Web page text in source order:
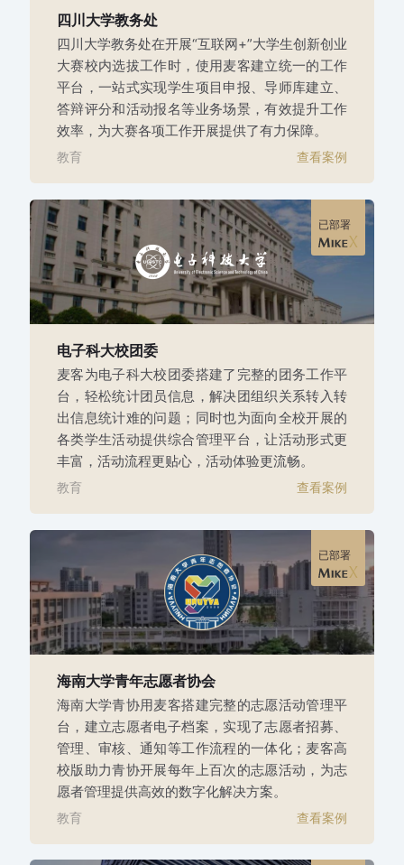
四川大学教务处
四川大学教务处在开展“互联网+”大学生创新创业
大赛校内选拔工作时，使用麦客建立统一的工作
平台，一站式实现学生项目申报、导师库建立、
答辩评分和活动报名等业务场景，有效提升工作
效率，为大赛各项工作开展提供了有力保障。
教育 查看案例
已部署
电子科大校团委
麦客为电子科大校团委搭建了完整的团务工作平
台，轻松统计团员信息，解决团组织关系转入转
出信息统计难的问题；同时也为面向全校开展的
各类学生活动提供综合管理平台，让活动形式更
丰富，活动流程更贴心，活动体验更流畅。
教育 查看案例
已部署
海南大学青年志愿者协会
海南大学青协用麦客搭建完整的志愿活动管理平
台，建立志愿者电子档案，实现了志愿者招募、
管理、审核、通知等工作流程的一体化；麦客高
校版助力青协开展每年上百次的志愿活动，为志
愿者管理提供高效的数字化解决方案。
教育 查看案例